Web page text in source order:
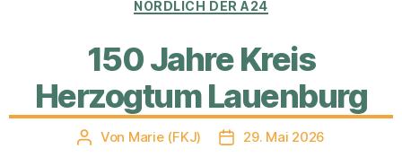
NÖRDLICH DER A24
150 Jahre Kreis
Herzogtum Lauenburg
Beitragsautor
Von Marie (FKJ) Veröffentlichungsdatum
29. Mai 2026